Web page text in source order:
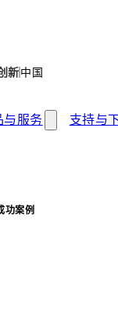
新中国
与服务 支持与
功案例